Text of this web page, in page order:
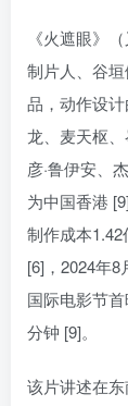
《火遮眼》
制片人、谷
品，动作设
龙、麦天枢
彦·鲁伊安、
为中国香港
制作成本
[6]，2024年8
国际电影节
分钟 [9]。
该片讲述在